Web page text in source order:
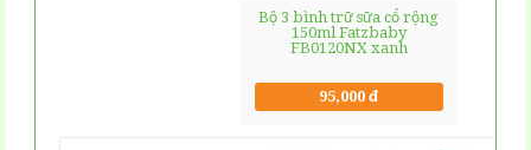
Bộ 3 bình trữ sữa cổ rộng
150ml Fatzbaby
FB0120NX xanh
95,000 đ